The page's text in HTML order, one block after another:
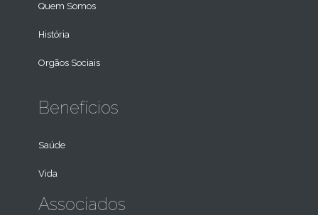
Quem Somos
História
Orgãos Sociais
Benefícios
Saúde
Vida
Associados